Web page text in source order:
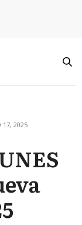
17, 2025